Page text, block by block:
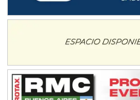
Ciudad de Trenque Lauquen (Asfalto)
ENTRERRIANO - F6 (POSTERGADA)
Parque de la Velocidad (Asfalto)
Villaguay (Entre Ríos)